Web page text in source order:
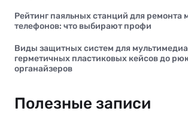
Рейтинг паяльных станций для ремонта
телефонов: что выбирают профи
Виды защитных систем для
герметичных пластиковых кейсов до
органайзеров
Полезные записи